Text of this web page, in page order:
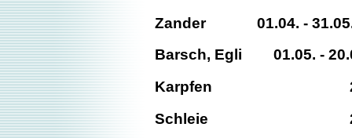
Zander
01.04. -
Barsch, Egli
01.05. -
Karpfen
25
Schleie
20